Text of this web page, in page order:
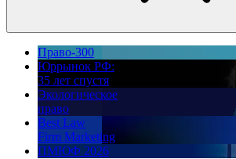
Право-300
Юррынок РФ:
35 лет спустя
Экологическое
право
Best Law
Firm Marketing
ПМЮФ 2026